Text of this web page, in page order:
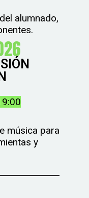
alumnado,
música para
y